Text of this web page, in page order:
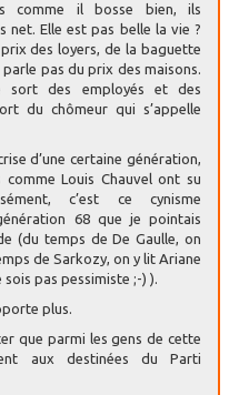
comme il bosse bien, ils
net. Elle est pas belle la vie ?
des loyers, de la baguette
pas du prix des maisons.
sort des employés et des
du chômeur qui s’appelle
d’une certaine génération,
Louis Chauvel ont su
c’est ce cynisme
68 que je pointais
(du temps de De Gaulle, on
de Sarkozy, on y lit Ariane
pas pessimiste ;-) ).
plus.
que parmi les gens de cette
aux destinées du Parti